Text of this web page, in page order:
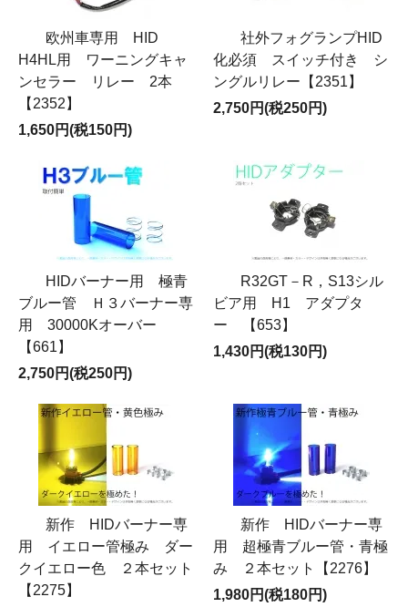
欧州車専用 HID
H4HL用 ワーニングキャ
ンセラー リレー 2本
【2352】
1,650円(税150円)
社外フォグランプHID
化必須 スイッチ付き シ
ングルリレー【2351】
2,750円(税250円)
HIDバーナー用 極青
ブルー管 Ｈ３バーナー専
用 30000Kオーバー
【661】
2,750円(税250円)
R32GT－R，S13シル
ビア用 H1 アダプタ
ー 【653】
1,430円(税130円)
新作 HIDバーナー専
用 イエロー管極み ダー
クイエロー色 ２本セット
【2275】
新作 HIDバーナー専
用 超極青ブルー管・青極
み ２本セット【2276】
1,980円(税180円)